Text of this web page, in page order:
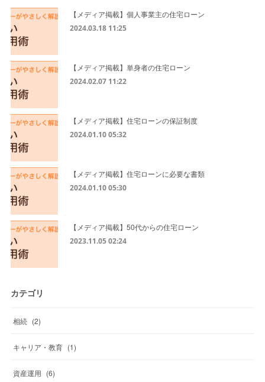
【メディア掲載】個人事業主の住宅ローン
2024.03.18 11:25
【メディア掲載】単身者の住宅ローン
2024.02.07 11:22
【メディア掲載】住宅ローンの保証制度
2024.01.10 05:32
【メディア掲載】住宅ローンに必要な書類
2024.01.10 05:30
【メディア掲載】50代からの住宅ローン
2023.11.05 02:24
カテゴリ
相続 (2)
キャリア・教育 (1)
資産運用 (6)